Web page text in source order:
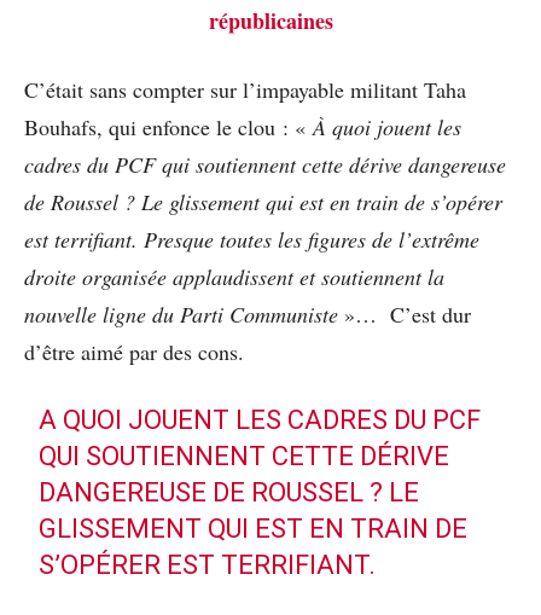
républicaines
C’était sans compter sur l’impayable militant Taha
Bouhafs, qui enfonce le clou : « À quoi jouent les
cadres du PCF qui soutiennent cette dérive dangereuse
de Roussel ? Le glissement qui est en train de s’opérer
est terrifiant. Presque toutes les figures de l’extrême
droite organisée applaudissent et soutiennent la
nouvelle ligne du Parti Communiste »… C’est dur
d’être aimé par des cons.
A QUOI JOUENT LES CADRES DU PCF
QUI SOUTIENNENT CETTE DÉRIVE
DANGEREUSE DE ROUSSEL ? LE
GLISSEMENT QUI EST EN TRAIN DE
S’OPÉRER EST TERRIFIANT.